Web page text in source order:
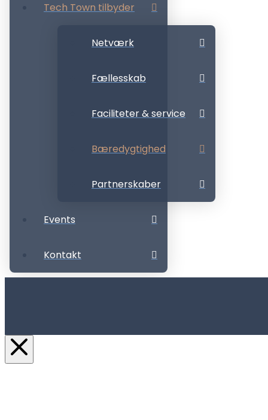
Tech Town tilbyder
Netværk
Fællesskab
Faciliteter & service
Bæredygtighed
Partnerskaber
Events
Kontakt